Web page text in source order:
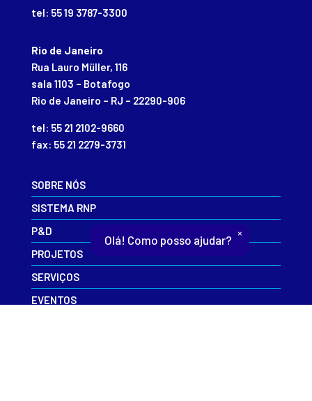
tel: 55 19 3787-3300
Rio de Janeiro
Rua Lauro Müller, 116
sala 1103 – Botafogo
Rio de Janeiro – RJ – 22290-906
tel: 55 21 2102-9660
fax: 55 21 2279-3731
SOBRE NÓS
SISTEMA RNP
P&D
PROJETOS
SERVIÇOS
EVENTOS
Olá! Como posso ajudar?
×